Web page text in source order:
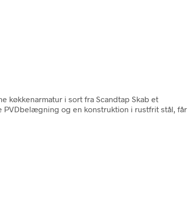
køkkenarmatur i sort fra Scandtap Skab et
PVDbelægning og en konstruktion i rustfrit stål, får